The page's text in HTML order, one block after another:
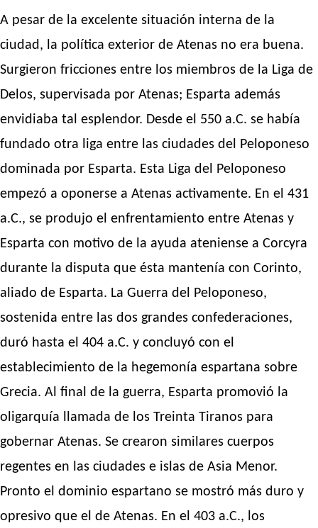
A pesar de la excelente situación interna de la
ciudad, la política exterior de Atenas no era buena.
Surgieron fricciones entre los miembros de la Liga de
Delos, supervisada por Atenas; Esparta además
envidiaba tal esplendor. Desde el 550 a.C. se había
fundado otra liga entre las ciudades del Peloponeso
dominada por Esparta. Esta Liga del Peloponeso
empezó a oponerse a Atenas activamente. En el 431
a.C., se produjo el enfrentamiento entre Atenas y
Esparta con motivo de la ayuda ateniense a Corcyra
durante la disputa que ésta mantenía con Corinto,
aliado de Esparta. La Guerra del Peloponeso,
sostenida entre las dos grandes confederaciones,
duró hasta el 404 a.C. y concluyó con el
establecimiento de la hegemonía espartana sobre
Grecia. Al final de la guerra, Esparta promovió la
oligarquía llamada de los Treinta Tiranos para
gobernar Atenas. Se crearon similares cuerpos
regentes en las ciudades e islas de Asia Menor.
Pronto el dominio espartano se mostró más duro y
opresivo que el de Atenas. En el 403 a.C., los